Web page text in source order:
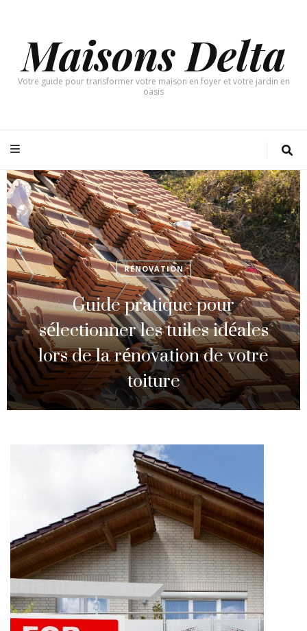
Maisons Delta
Votre guide pour transformer votre maison en foyer et votre jardin en
oasis
RÉNOVATION
Guide pratique pour
sélectionner les tuiles idéales
lors de la rénovation de votre
toiture